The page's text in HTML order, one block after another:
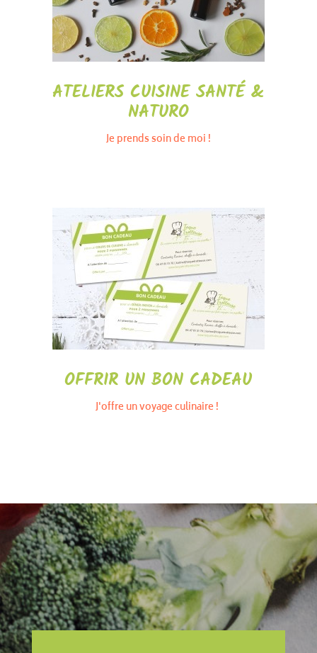
ATELIERS CUISINE SANTÉ &
NATURO
Je prends soin de moi !
OFFRIR UN BON CADEAU
J'offre un voyage culinaire !